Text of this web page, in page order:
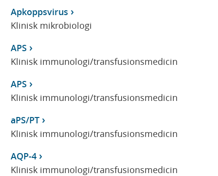
Apkoppsvirus
Klinisk mikrobiologi
APS
Klinisk immunologi/transfusionsmedicin
APS
Klinisk immunologi/transfusionsmedicin
aPS/PT
Klinisk immunologi/transfusionsmedicin
AQP-4
Klinisk immunologi/transfusionsmedicin